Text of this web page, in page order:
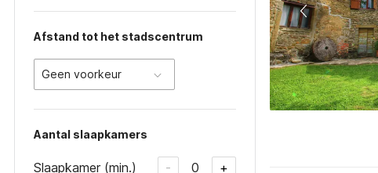
Afstand tot het stadscentrum
Geen voorkeur
Aantal slaapkamers
Slaapkamer (min.) - 0 +